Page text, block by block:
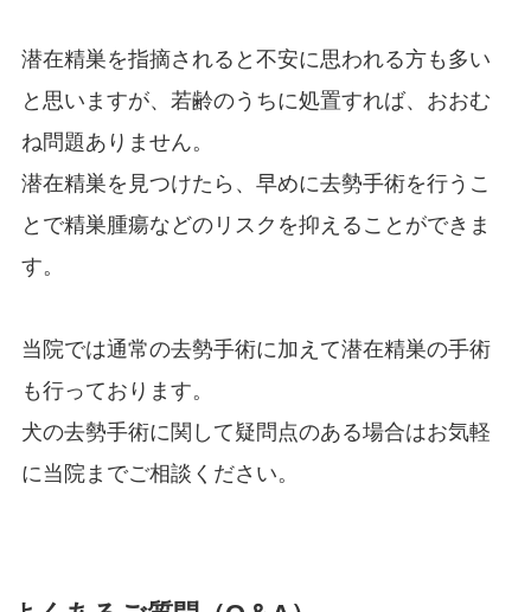
潜在精巣を指摘されると不安に思われる方も多い
と思いますが、若齢のうちに処置すれば、おおむ
ね問題ありません。
潜在精巣を見つけたら、早めに去勢手術を行うこ
とで精巣腫瘍などのリスクを抑えることができま
す。
当院では通常の去勢手術に加えて潜在精巣の手術
も行っております。
犬の去勢手術に関して疑問点のある場合はお気軽
に当院までご相談ください。